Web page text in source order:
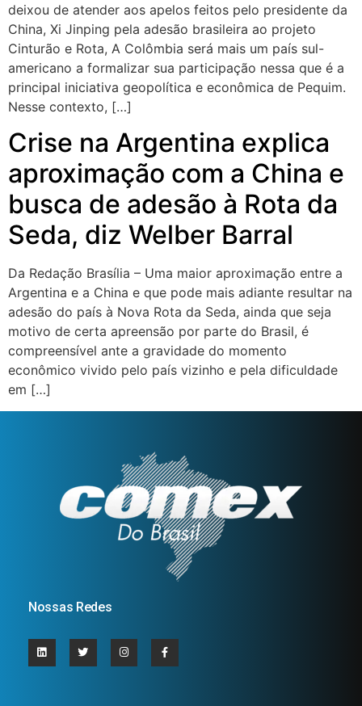
deixou de atender aos apelos feitos pelo presidente da
China, Xi Jinping pela adesão brasileira ao projeto
Cinturão e Rota, A Colômbia será mais um país sul-
americano a formalizar sua participação nessa que é a
principal iniciativa geopolítica e econômica de Pequim.
Nesse contexto, […]
Crise na Argentina explica
aproximação com a China e
busca de adesão à Rota da
Seda, diz Welber Barral
Da Redação Brasília – Uma maior aproximação entre a
Argentina e a China e que pode mais adiante resultar na
adesão do país à Nova Rota da Seda, ainda que seja
motivo de certa apreensão por parte do Brasil, é
compreensível ante a gravidade do momento
econômico vivido pelo país vizinho e pela dificuldade
em […]
Nossas Redes